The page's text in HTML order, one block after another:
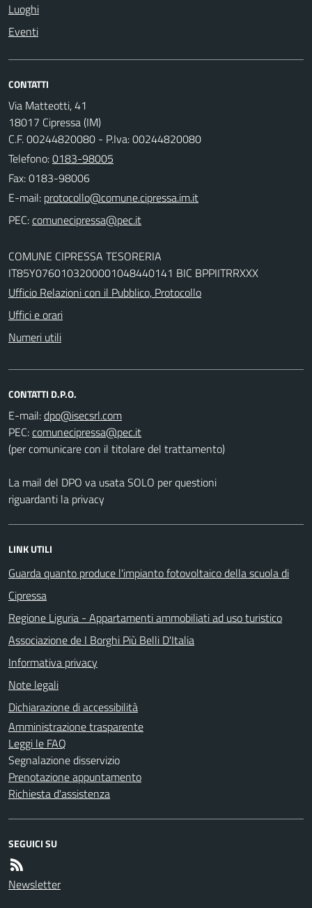
Luoghi
Eventi
CONTATTI
Via Matteotti, 41
18017 Cipressa (IM)
C.F. 00244820080 - P.Iva: 00244820080
Telefono:0183-98005
Fax: 0183-98006
E-mail:
PEC:
COMUNE CIPRESSA TESORERIA
IT85Y0760103200001048440141 BIC BPPIITRRXXX
Ufficio Relazioni con il Pubblico, Protocollo
Uffici e orari
Numeri utili
CONTATTI D.P.O.
E-mail:
PEC:
(per comunicare con il titolare del trattamento)
La mail del DPO va usata SOLO per questioni
riguardanti la privacy
LINK UTILI
Guarda quanto produce l'impianto fotovoltaico della scuola di
Cipressa
Regione Liguria - Appartamenti ammobiliati ad uso turistico
Associazione de I Borghi Più Belli D'Italia
Informativa privacy
Note legali
Dichiarazione di accessibilità
Amministrazione trasparente
Leggi le FAQ
Segnalazione disservizio
Prenotazione appuntamento
Richiesta d'assistenza
SEGUICI SU
Newsletter